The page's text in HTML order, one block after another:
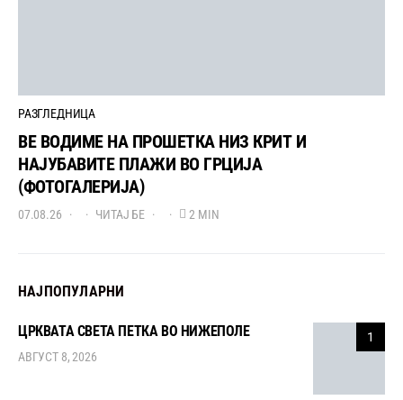
РАЗГЛЕДНИЦА
ВЕ ВОДИМЕ НА ПРОШЕТКА НИЗ КРИТ И
НАЈУБАВИТЕ ПЛАЖИ ВО ГРЦИЈА
(ФОТОГАЛЕРИЈА)
07.08.26 ЧИТАЈ БЕ 2 MIN
НАЈПОПУЛАРНИ
1
ЦРКВАТА СВЕТА ПЕТКА ВО НИЖЕПОЛЕ
АВГУСТ 8, 2026